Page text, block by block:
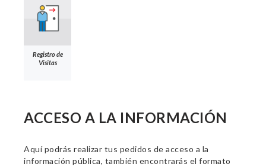
Registro de
Visitas
ACCESO A LA INFORMACIÓN
Aquí podrás realizar tus pedidos de acceso a la
información pública, también encontrarás el formato